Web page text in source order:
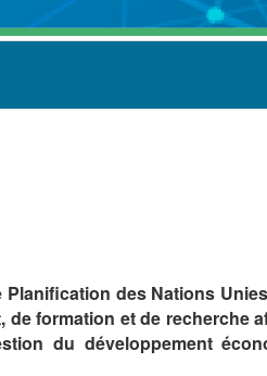
des Nations
formation et de recherche
du développement